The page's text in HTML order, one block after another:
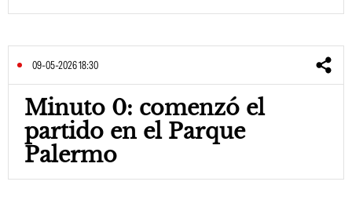
09-05-2026 18:30
Minuto 0: comenzó el
partido en el Parque
Palermo